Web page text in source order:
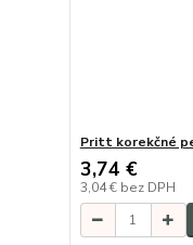
Pritt korekčné
3,74 €
3,04 € bez DPH